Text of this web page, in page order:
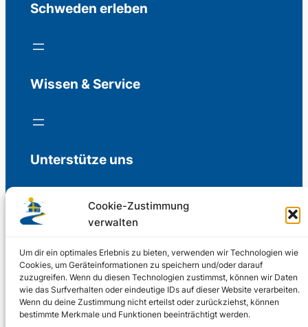
Cookie-Zustimmung
verwalten
Um dir ein optimales Erlebnis zu bieten, verwenden wir Technologien wie
Cookies, um Geräteinformationen zu speichern und/oder darauf
zuzugreifen. Wenn du diesen Technologien zustimmst, können wir Daten
wie das Surfverhalten oder eindeutige IDs auf dieser Website verarbeiten.
Wenn du deine Zustimmung nicht erteilst oder zurückziehst, können
bestimmte Merkmale und Funktionen beeinträchtigt werden.
Schweden erleben
Wissen & Service
Unterstütze uns
Freiwillige Spenden für die Aufrechterhaltung
Support us